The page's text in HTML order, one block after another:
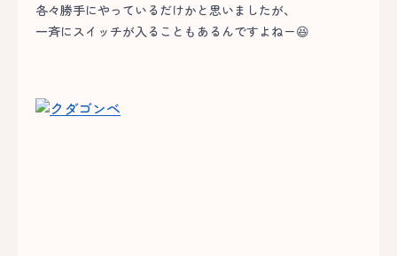
各々勝手にやっているだけかと思いましたが、
一斉にスイッチが入ることもあるんですよねー😆